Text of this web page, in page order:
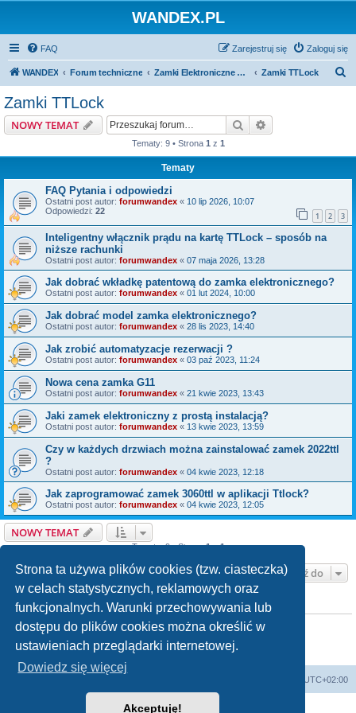
Strona ta używa plików cookies (tzw. ciasteczka)
w celach statystycznych, reklamowych oraz
funkcjonalnych. Warunki przechowywania lub
dostępu do plików cookies można określić w
ustawieniach przeglądarki internetowej.
Dowiedz się więcej
Akceptuję!
WANDEX.PL
FAQ Zaloguj się
Zarejestruj się
WANDEX Forum techniczne Zamki Elektroniczne Bluetooth Zamki TTLock
Zamki TTLock
NOWY TEMAT Szukaj
Tematy: 9 • Strona 1 z 1
Tematy
FAQ Pytania i odpowiedzi
Ostatni post autor: forumwandex « 10 lip 2026, 10:07
Odpowiedzi: 22 1 2 3
Inteligentny włącznik prądu na kartę TTLock – sposób na
niższe rachunki
Ostatni post autor: forumwandex « 07 maja 2026, 13:28
Jak dobrać wkładkę patentową do zamka elektronicznego?
Ostatni post autor: forumwandex « 01 lut 2024, 10:00
Jak dobrać model zamka elektronicznego?
Ostatni post autor: forumwandex « 28 lis 2023, 14:40
Jak zrobić automatyzacje rezerwacji ?
Ostatni post autor: forumwandex « 03 paź 2023, 11:24
Nowa cena zamka G11
Ostatni post autor: forumwandex « 21 kwie 2023, 13:43
Jaki zamek elektroniczny z prostą instalacją?
Ostatni post autor: forumwandex « 13 kwie 2023, 13:59
Czy w każdych drzwiach można zainstalować zamek 2022ttl
?
Ostatni post autor: forumwandex « 04 kwie 2023, 12:18
Jak zaprogramować zamek 3060ttl w aplikacji Ttlock?
Ostatni post autor: forumwandex « 04 kwie 2023, 12:05
NOWY TEMAT
Tematy: 9 • Strona1z1
Przejdź do
TWOJE UPRAWNIENIA NA TYM FORUM
Nie możesz tworzyć nowych tematów
Nie możeszodpowiadać w tematach
Nie możeszzmieniać swoich postów
usuwać swoich postów
UTC+02:00
Technologię dostarczaphpBB® Forum Software © phpBB Limited